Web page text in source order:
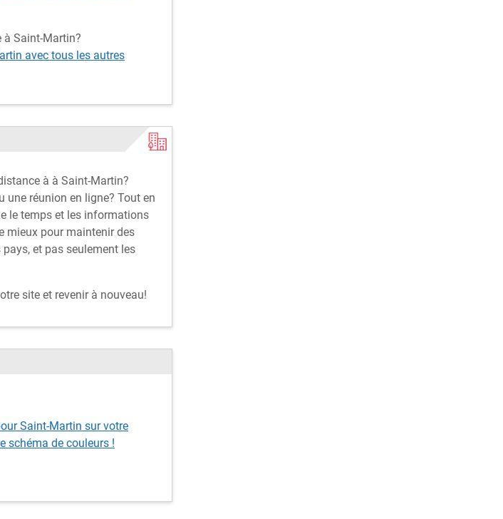
à Saint-Martin?
avec tous les autres
à à Saint-Martin?
une réunion en ligne? Tout en
le temps et les informations
mieux pour maintenir des
et pas seulement les
site et revenir à nouveau!
Saint-Martin sur votre
schéma de couleurs !